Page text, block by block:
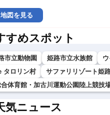
地図を見る
すめスポット
市立動物園 姫路市立水族館
タロリン村
サファリリゾート姫
体育館・加古川運動公園陸上競技
気ニュース